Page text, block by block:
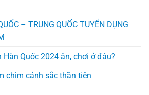
– TRUNG QUỐC TUYỂN DỤNG
Quốc 2024 ăn, chơi ở đâu?
chìm cảnh sắc thần tiên